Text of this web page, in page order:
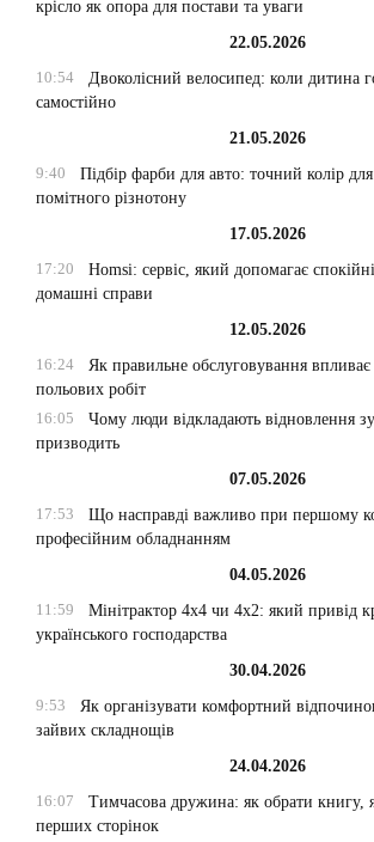
крісло як опора для постави та уваги
22.05.2026
10:54
Двоколісний велосипед: коли дитина
самостійно
21.05.2026
9:40
Підбір фарби для авто: точний колір
помітного різнотону
17.05.2026
17:20
Homsi: сервіс, який допомагає
домашні справи
12.05.2026
16:24
Як правильне обслуговування впливає
польових робіт
16:05
Чому люди відкладають відновлення
призводить
07.05.2026
17:53
Що насправді важливо при першому
професійним обладнанням
04.05.2026
11:59
Мінітрактор 4х4 чи 4х2: який привід
українського господарства
30.04.2026
9:53
Як організувати комфортний
зайвих складнощів
24.04.2026
16:07
Тимчасова дружина: як обрати книгу,
перших сторінок